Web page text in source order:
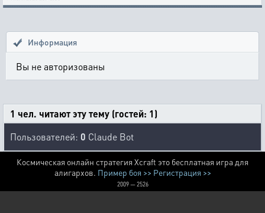
Информация
Вы не авторизованы
1 чел. читают эту тему (гостей: 1)
Пользователей: 0 Claude Bot
Космическая онлайн стратегия Xcraft это бесплатная игра для
алигархов. Пример боя >> Регистрация >>
2009 — 2526